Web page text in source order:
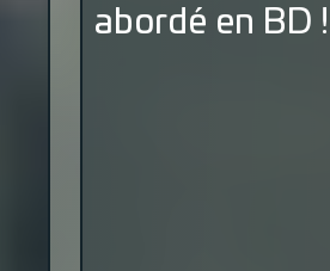
abordé en BD !